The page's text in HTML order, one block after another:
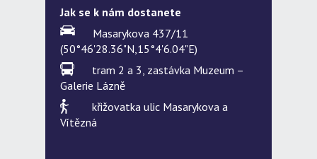
Jak se k nám dostanete
Masarykova 437/11
(50°46'28.36"N,15°4'6.04"E)
tram 2 a 3, zastávka Muzeum –
Galerie Lázně
křižovatka ulic Masarykova a
Vítězná